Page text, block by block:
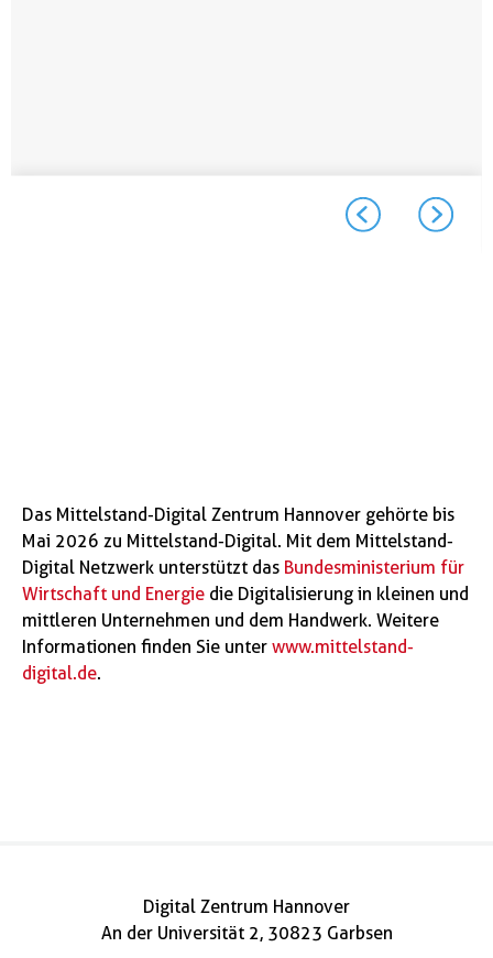
Das Mittelstand-Digital Zentrum Hannover gehörte bis
Mai 2026 zu Mittelstand-Digital. Mit dem Mittelstand-
Digital Netzwerk unterstützt das Bundesministerium für
Wirtschaft und Energie die Digitalisierung in kleinen und
mittleren Unternehmen und dem Handwerk. Weitere
Informationen finden Sie unter www.mittelstand-
digital.de.
Digital Zentrum Hannover
An der Universität 2, 30823 Garbsen